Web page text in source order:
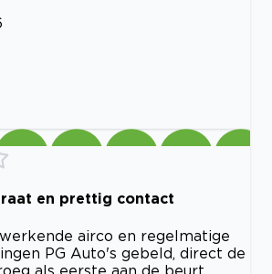
en prettig contact
airco en regelmatige
PG Auto's gebeld, direct de
als eerste aan de beurt,